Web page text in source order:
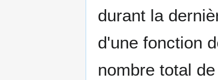
durant la
d'une fonction
nombre total